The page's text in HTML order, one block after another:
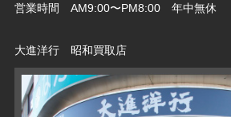
営業時間 AM9:00〜PM8:00 年中無休
大進洋行 昭和買取店